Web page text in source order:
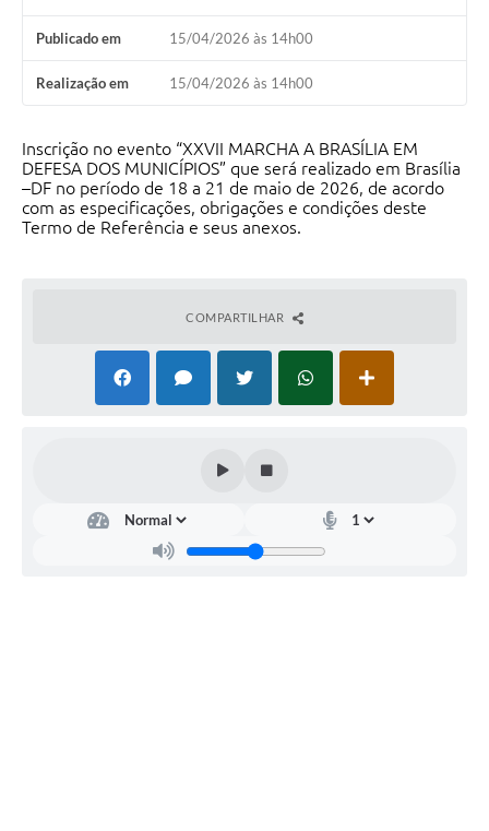
Publicado em 15/04/2026 às 14h00
Realização em 15/04/2026 às 14h00
Inscrição no evento “XXVII MARCHA A BRASÍLIA EM
DEFESA DOS MUNICÍPIOS” que será realizado em Brasília
–DF no período de 18 a 21 de maio de 2026, de acordo
com as especificações, obrigações e condições deste
Termo de Referência e seus anexos.
COMPARTILHAR